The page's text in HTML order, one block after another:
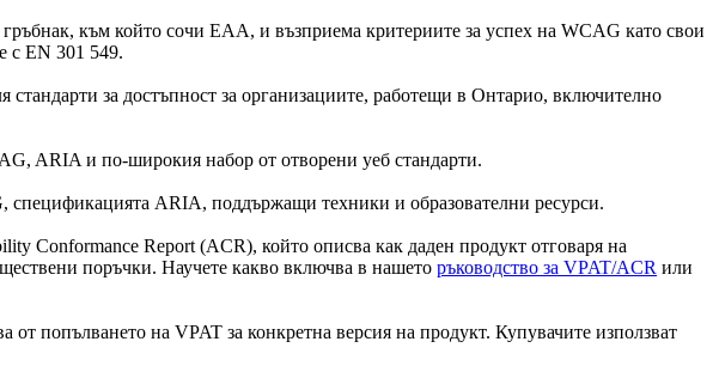
към който сочи EAA, и възприема критериите за успех на WCAG като свои
с EN 301 549.
за достъпност за организациите, работещи в Онтарио, включително
ARIA и по-широкия набор от отворени уеб стандарти.
спецификацията ARIA, поддържащи техники и образователни ресурси.
Conformance Report (ACR), който описва как даден продукт отговаря на
поръчки. Научете какво включва в нашето ръководство за VPAT/ACR или
попълването на VPAT за конкретна версия на продукт. Купувачите използват